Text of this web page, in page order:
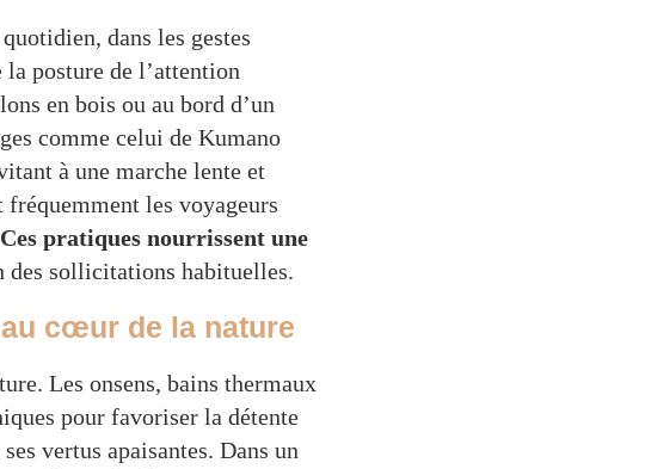
dans les gestes
posture de l’attention
en bois ou au bord d’un
comme celui de Kumano
à une marche lente et
les voyageurs
Ces pratiques nourrissent une
des sollicitations habituelles.
cœur de la nature
Les onsens, bains thermaux
pour favoriser la détente
vertus apaisantes. Dans un